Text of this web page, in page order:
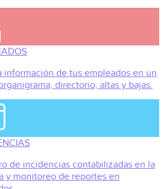
información de tus empleados en un
directorio, altas y bajas.
de incidencias contabilizadas en la
y monitoreo de reportes en